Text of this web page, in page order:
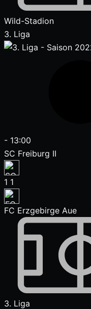
Wild-Stadion
3. Liga
- 13:00
SC Freiburg II
1 1
FC Erzgebirge Aue
3. Liga